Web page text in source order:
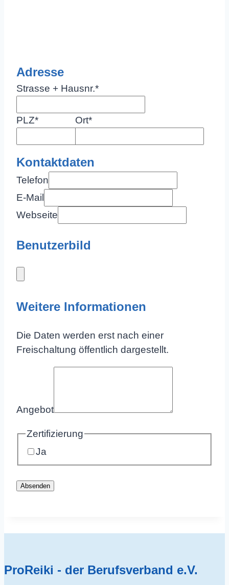
Adresse
Strasse + Hausnr.*
PLZ* Ort*
Kontaktdaten
Telefon
E-Mail
Webseite
Benutzerbild
Weitere Informationen
Die Daten werden erst nach einer
Freischaltung öffentlich dargestellt.
Angebot
Zertifizierung
Ja
Absenden
ProReiki - der Berufsverband e.V.